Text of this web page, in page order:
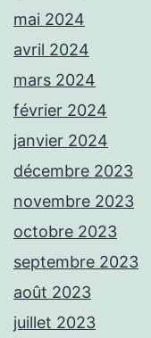
mai 2024
avril 2024
mars 2024
février 2024
janvier 2024
décembre 2023
novembre 2023
octobre 2023
septembre 2023
août 2023
juillet 2023